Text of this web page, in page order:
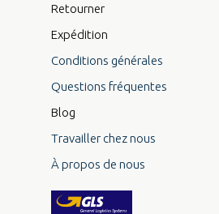
Retourner
Expédition
Conditions générales
Questions fréquentes
Blog
Travailler chez nous
À propos de nous